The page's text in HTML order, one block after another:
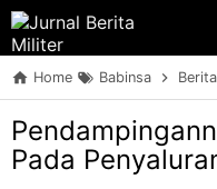
Home Babinsa Berita
Pada